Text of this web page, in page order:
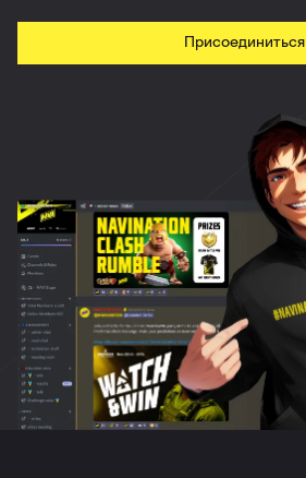
Присоединиться